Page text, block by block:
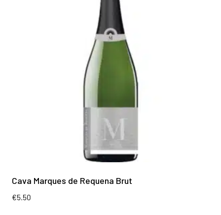
Cava Marques de Requena Brut
€5.50